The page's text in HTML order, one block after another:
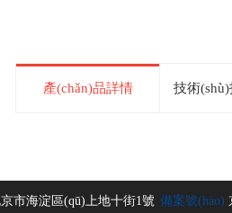
產(chǎn)品詳情 技術
市海淀區(qū)上地十街1號 備案號(hào):